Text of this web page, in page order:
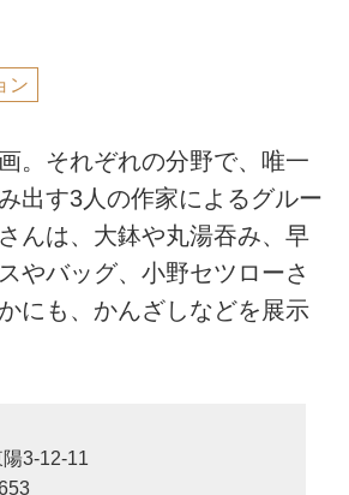
ン
。それぞれの分野で、唯一
出す3人の作家によるグルー
んは、大鉢や丸湯吞み、早
やバッグ、小野セツローさ
にも、かんざしなどを展示
3-12-11